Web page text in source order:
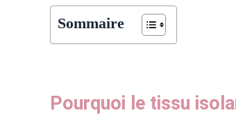
Sommaire
Pourquoi le tissu